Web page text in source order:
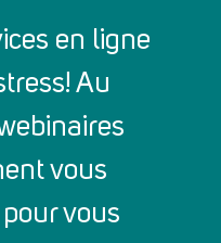
en ligne
Au
vous
vous